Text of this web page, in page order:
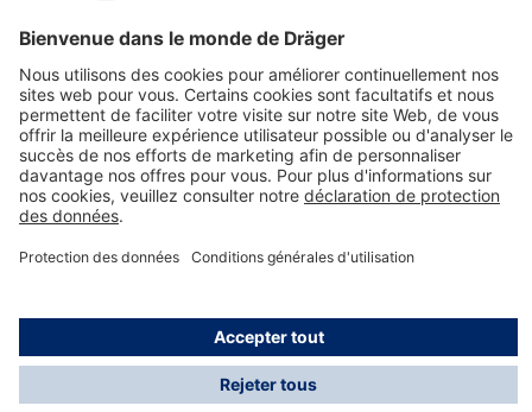
La technologie
Nous contacter
A propos de Dräger
Informations
*Les taxes et les frais d'expédition ne sont pas inclus
dans les prix indiqués, sauf mention contraire. Des frais